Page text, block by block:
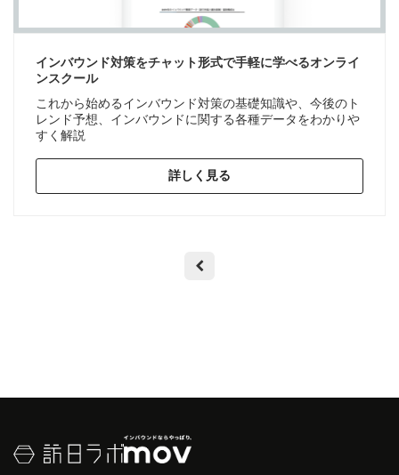
インバウンド対策をチャット形式で手軽に学べるオンライ
ンスクール
これから始めるインバウンド対策の基礎知識や、今後のト
レンド予想、インバウンドに関する各種データをわかりや
すく解説
詳しく見る